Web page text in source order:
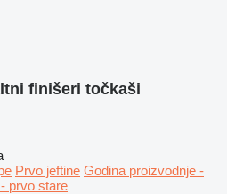
finišeri točkaši
Prvo jeftine Godina proizvodnje -
prvo stare